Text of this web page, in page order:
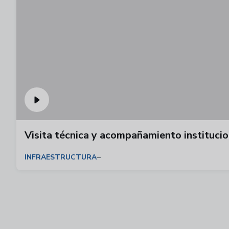
Visita técnica y acompañamiento
INFRAESTRUCTURA